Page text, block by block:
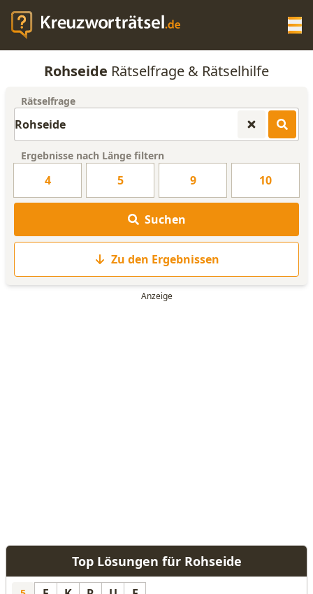
KREUZWORTRÄTSEL-HILFE
WORTLISTE
Rohseide Rätselfrage & Rätselhilfe
Rätselfrage
Ergebnisse nach Länge filtern
4 5 9 10
Suchen
Zu den Ergebnissen
Top Lösungen für Rohseide